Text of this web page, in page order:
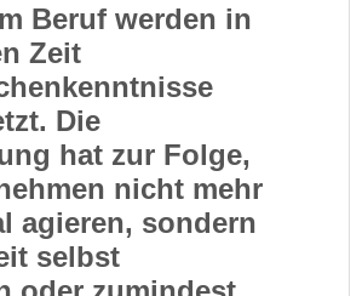
Beruf werden in
Zeit
Die
hat zur Folge,
nicht mehr
agieren, sondern
selbst